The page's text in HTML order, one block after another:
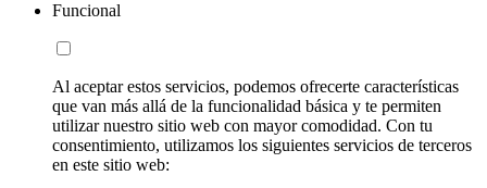
Funcional
Al aceptar estos servicios, podemos ofrecerte características
que van más allá de la funcionalidad básica y te permiten
utilizar nuestro sitio web con mayor comodidad. Con tu
consentimiento, utilizamos los siguientes servicios de terceros
en este sitio web: